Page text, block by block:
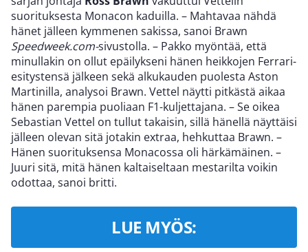
suorituksesta Monacon kaduilla. – Mahtavaa nähdä
hänet jälleen kymmenen sakissa, sanoi Brawn
Speedweek.com-sivustolla. – Pakko myöntää, että
minullakin on ollut epäilykseni hänen heikkojen Ferrari-
esitystensä jälkeen sekä alkukauden puolesta Aston
Martinilla, analysoi Brawn. Vettel näytti pitkästä aikaa
hänen parempia puoliaan F1-kuljettajana. – Se oikea
Sebastian Vettel on tullut takaisin, sillä hänellä näyttäisi
jälleen olevan sitä jotakin extraa, hehkuttaa Brawn. –
Hänen suorituksensa Monacossa oli härkämäinen. –
Juuri sitä, mitä hänen kaltaiseltaan mestarilta voikin
odottaa, sanoi britti.
LUE MYÖS: